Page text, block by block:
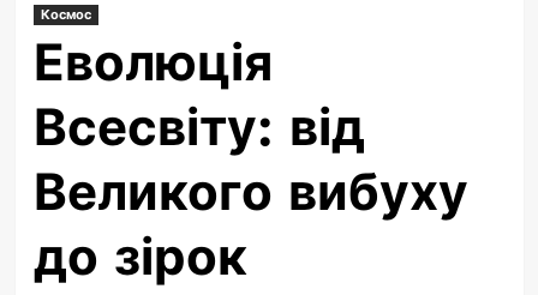
Космос
Еволюція
Всесвіту: від
Великого вибуху
до зірок